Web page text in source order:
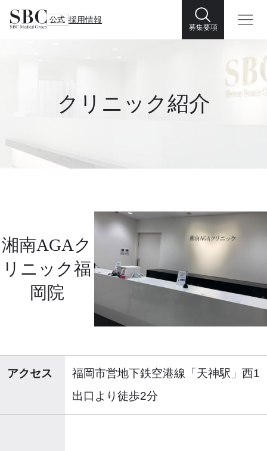
公式 採用情報
募集要項
クリニック紹介
湘南AGAク
リニック福
岡院
アクセス
福岡市営地下鉄空港線「天神駅」西1
出口より徒歩2分